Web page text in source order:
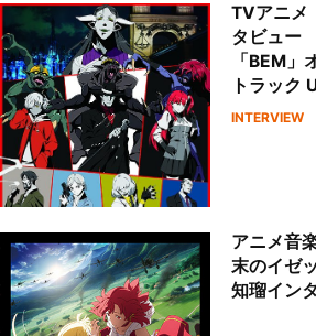
TVアニメ
タビュー
「BEM」
トラック
瑠インタ
INTERVIEW
アニメ音
末のイゼ
知瑠イン